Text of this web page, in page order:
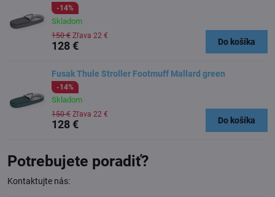
-14%
Skladom
128 €
150 € Zľava 22 €
Do košíka
Fusak Thule Stroller Footmuff Mallard green
-14%
Skladom
128 €
150 € Zľava 22 €
Do košíka
Potrebujete poradiť?
Kontaktujte nás: